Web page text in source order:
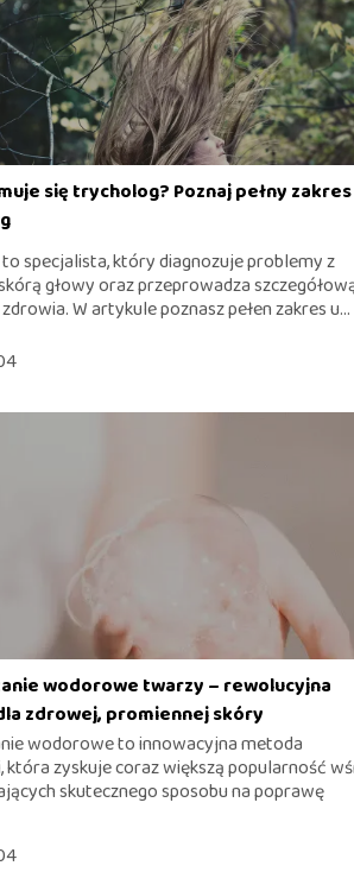
się trycholog? Poznaj pełny zakres
specjalista, który diagnozuje problemy z
głowy oraz przeprowadza
W artykule poznasz pełen zakres u...
wodorowe twarzy – rewolucyjna
zdrowej, promiennej skóry
wodorowe to innowacyjna metoda
która zyskuje coraz większą popularność
skutecznego sposobu na poprawę